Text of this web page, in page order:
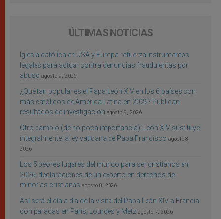
ÚLTIMAS NOTICIAS
Iglesia católica en USA y Europa refuerza instrumentos
legales para actuar contra denuncias fraudulentas por
abuso agosto 9, 2026
¿Qué tan popular es el Papa León XIV en los 6 países con
más católicos de América Latina en 2026? Publican
resultados de investigación agosto 9, 2026
Otro cambio (de no poca importancia): León XIV sustituye
integralmente la ley vaticana de Papa Francisco agosto 8,
2026
Los 5 peores lugares del mundo para ser cristianos en
2026: declaraciones de un experto en derechos de
minorías cristianas agosto 8, 2026
Así será el día a día de la visita del Papa León XIV a Francia
con paradas en París, Lourdes y Metz agosto 7, 2026